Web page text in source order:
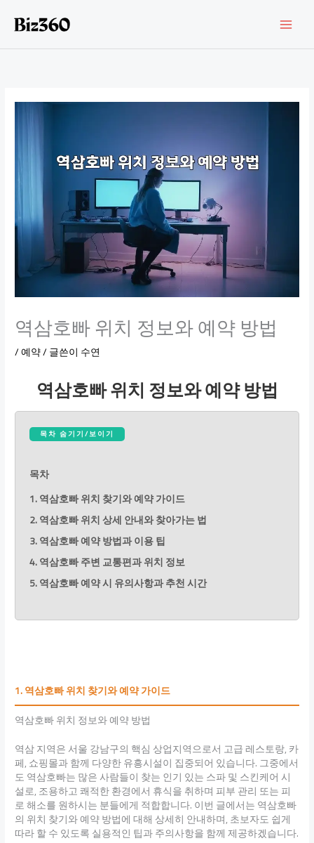
로
역삼호빠 위치 정보와 예약 방법
/예약/ 글쓴이 수연
역삼호빠 위치 정보와 예약 방법
목차 숨기기/보이기
목차
1. 역삼호빠 위치 찾기와 예약 가이드
2. 역삼호빠 위치 상세 안내와 찾아가는 법
3. 역삼호빠 예약 방법과 이용 팁
4. 역삼호빠 주변 교통편과 위치 정보
5. 역삼호빠 예약 시 유의사항과 추천 시간
1. 역삼호빠 위치 찾기와 예약 가이드
역삼호빠 위치 정보와 예약 방법
역삼 지역은 서울 강남구의 핵심 상업지역으로서 고급 레스토랑, 카
페, 쇼핑몰과 함께 다양한 유흥시설이 집중되어 있습니다. 그중에서
도 역삼호빠는 많은 사람들이 찾는 인기 있는 스파 및 스킨케어 시
설로, 조용하고 쾌적한 환경에서 휴식을 취하며 피부 관리 또는 피
로 해소를 원하시는 분들에게 적합합니다. 이번 글에서는 역삼호빠
의 위치 찾기와 예약 방법에 대해 상세히 안내하며, 초보자도 쉽게
따라 할 수 있도록 실용적인 팁과 주의사항을 함께 제공하겠습니다.